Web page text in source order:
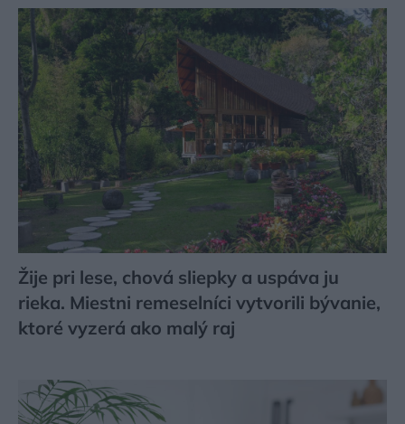
Žije pri lese, chová sliepky a uspáva ju
rieka. Miestni remeselníci vytvorili bývanie,
ktoré vyzerá ako malý raj